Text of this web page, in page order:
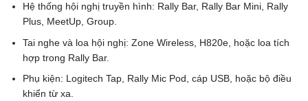
Hệ thống hội nghị truyền hình: Rally Bar, Rally Bar Mini, Rally
Plus, MeetUp, Group.
Tai nghe và loa hội nghị: Zone Wireless, H820e, hoặc loa tích
hợp trong Rally Bar.
Phụ kiện: Logitech Tap, Rally Mic Pod, cáp USB, hoặc bộ điều
khiển từ xa.